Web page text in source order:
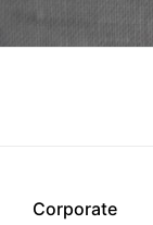
Corporate